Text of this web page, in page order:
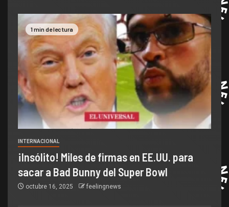
1 min de lectura
INTERNACIONAL
¡Insólito! Miles de firmas en EE.UU. para
sacar a Bad Bunny del Super Bowl
octubre 16, 2025 feelingnews